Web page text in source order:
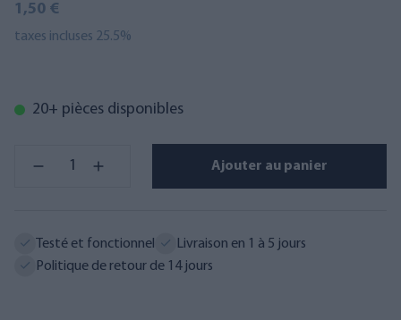
1,50 €
taxes incluses 25.5%
20+ pièces disponibles
Ajouter au panier
Testé et fonctionnel
Livraison en 1 à 5 jours
Politique de retour de 14 jours